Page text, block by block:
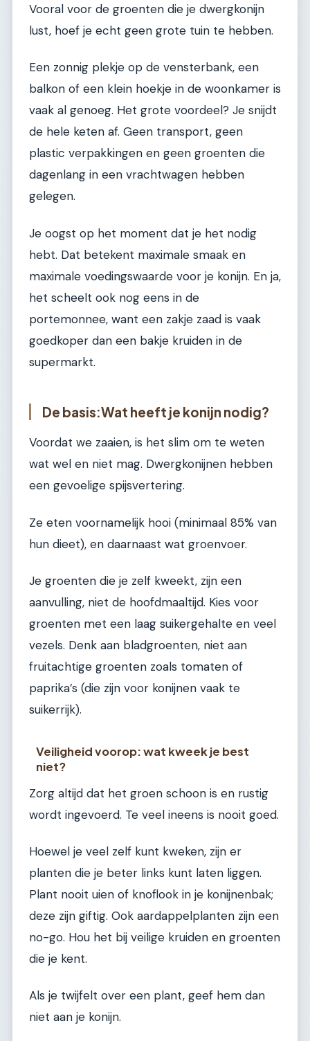
Vooral voor de groenten die je dwergkonijn
lust, hoef je echt geen grote tuin te hebben.
Een zonnig plekje op de vensterbank, een
balkon of een klein hoekje in de woonkamer is
vaak al genoeg. Het grote voordeel? Je snijdt
de hele keten af. Geen transport, geen
plastic verpakkingen en geen groenten die
dagenlang in een vrachtwagen hebben
gelegen.
Je oogst op het moment dat je het nodig
hebt. Dat betekent maximale smaak en
maximale voedingswaarde voor je konijn. En ja,
het scheelt ook nog eens in de
portemonnee, want een zakje zaad is vaak
goedkoper dan een bakje kruiden in de
supermarkt.
De basis:Wat heeft je konijn nodig?
Voordat we zaaien, is het slim om te weten
wat wel en niet mag. Dwergkonijnen hebben
een gevoelige spijsvertering.
Ze eten voornamelijk hooi (minimaal 85% van
hun dieet), en daarnaast wat groenvoer.
Je groenten die je zelf kweekt, zijn een
aanvulling, niet de hoofdmaaltijd. Kies voor
groenten met een laag suikergehalte en veel
vezels. Denk aan bladgroenten, niet aan
fruitachtige groenten zoals tomaten of
paprika’s (die zijn voor konijnen vaak te
suikerrijk).
Veiligheid voorop: wat kweek je best
niet?
Zorg altijd dat het groen schoon is en rustig
wordt ingevoerd. Te veel ineens is nooit goed.
Hoewel je veel zelf kunt kweken, zijn er
planten die je beter links kunt laten liggen.
Plant nooit uien of knoflook in je konijnenbak;
deze zijn giftig. Ook aardappelplanten zijn een
no-go. Hou het bij veilige kruiden en groenten
die je kent.
Als je twijfelt over een plant, geef hem dan
niet aan je konijn.